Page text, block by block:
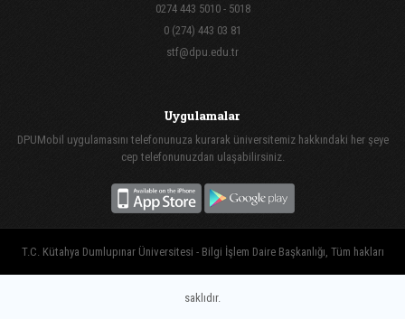
0274 443 5010 - 5018
0 (274) 443 03 81
stf@dpu.edu.tr
Uygulamalar
DPUMobil uygulamasını telefonunuza kurarak üniversitemiz hakkındaki her şeye
cep telefonunuzdan ulaşabilirsiniz.
T.C. Kütahya Dumlupınar Üniversitesi - Bilgi İşlem Daire Başkanlığı, Tüm hakları
saklıdır.